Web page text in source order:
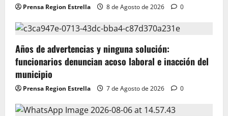
Prensa Region Estrella 8 de Agosto de 2026 0
Años de advertencias y ninguna solución:
funcionarios denuncian acoso laboral e inacción del
municipio
Prensa Region Estrella 7 de Agosto de 2026 0